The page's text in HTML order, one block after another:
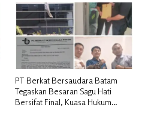
PT Berkat Bersaudara Batam
Tegaskan Besaran Sagu Hati
Bersifat Final, Kuasa Hukum